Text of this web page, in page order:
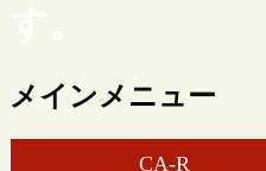
す。
メインメニュー
CA-R